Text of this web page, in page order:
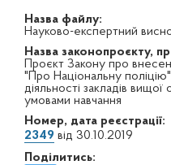
Назва файлу:
Науково-експертний
Назва законопроєкту,
Проєкт Закону про
"Про Національну
діяльності закладів вищої
умовами навчання
Номер, дата реєстрації:
2349 від 30.10.2019
Поділитись: